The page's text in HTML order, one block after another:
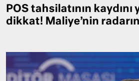
POS tahsilatının
dikkat! Maliye’nin